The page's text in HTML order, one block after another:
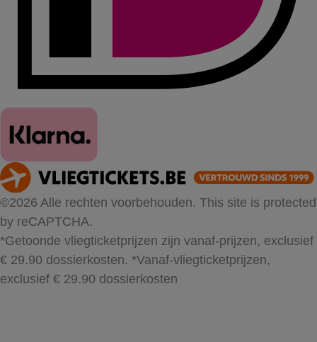
©2026 Alle rechten voorbehouden. This site is protected
by reCAPTCHA.
*Getoonde vliegticketprijzen zijn vanaf-prijzen, exclusief
€ 29.90 dossierkosten. *Vanaf-vliegticketprijzen,
exclusief € 29.90 dossierkosten